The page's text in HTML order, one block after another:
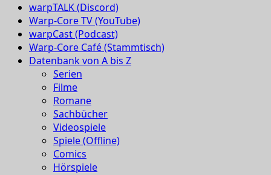
warpTALK (Discord)
Warp-Core TV (YouTube)
warpCast (Podcast)
Warp-Core Café (Stammtisch)
Datenbank von A bis Z
Serien
Filme
Romane
Sachbücher
Videospiele
Spiele (Offline)
Comics
Hörspiele